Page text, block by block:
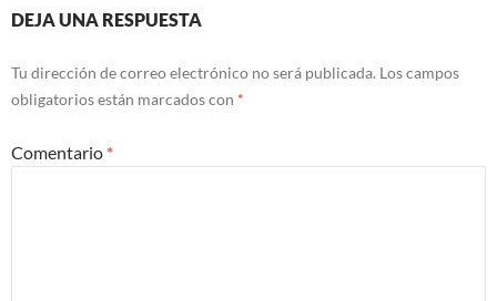
DEJA UNA RESPUESTA
Tu dirección de correo electrónico no será publicada. Los campos
obligatorios están marcados con *
Comentario *